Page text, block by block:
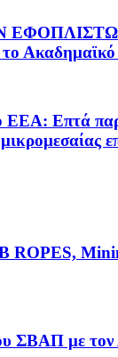
Ακαδημαϊκό
ΕΕΑ: Επτά
ROPES,
ΣΒΑΠ με τον